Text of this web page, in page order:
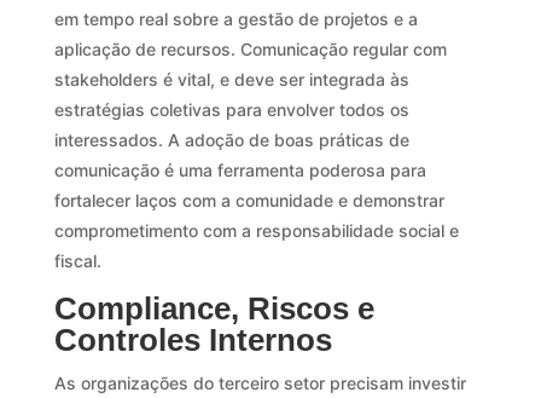
em tempo real sobre a gestão de projetos e a
aplicação de recursos. Comunicação regular com
stakeholders é vital, e deve ser integrada às
estratégias coletivas para envolver todos os
interessados. A adoção de boas práticas de
comunicação é uma ferramenta poderosa para
fortalecer laços com a comunidade e demonstrar
comprometimento com a responsabilidade social e
fiscal.
Compliance, Riscos e
Controles Internos
As organizações do terceiro setor precisam investir